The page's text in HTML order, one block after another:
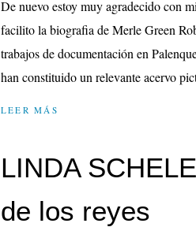
De nuevo estoy muy agradecido con
facilito la biografia de Merle Green
trabajos de documentación en
han constituido un relevante acervo
LEER MÁS
LINDA
de los reyes